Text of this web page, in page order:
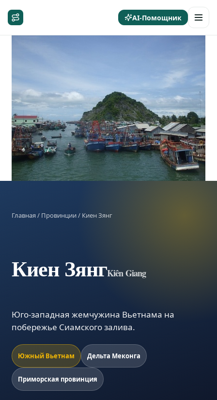
AI-Помощник
Главная / Провинции / Киен Зянг
Киен ЗянгKiên Giang
Юго-западная жемчужина Вьетнама на
побережье Сиамского залива.
Южный Вьетнам Дельта Меконга
Приморская провинция